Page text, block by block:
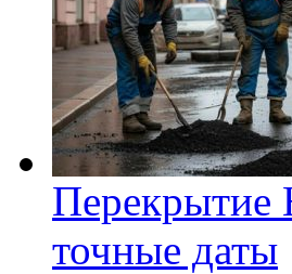
Перекрытие
точные даты